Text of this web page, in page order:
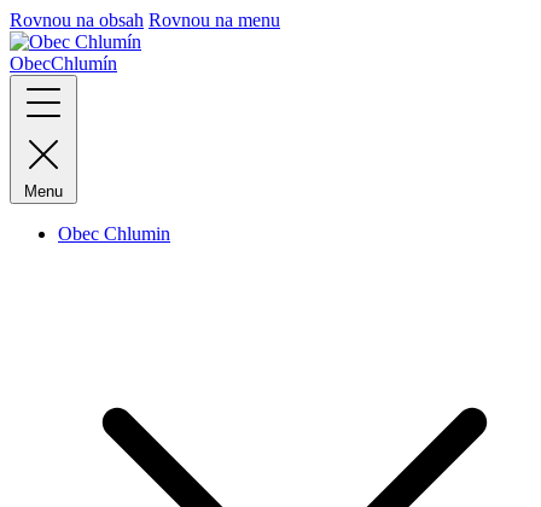
Rovnou na obsah Rovnou na menu
ObecChlumín
Menu
Obec Chlumin